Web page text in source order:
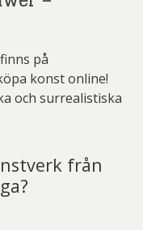
på
konst online!
och surrealistiska
från